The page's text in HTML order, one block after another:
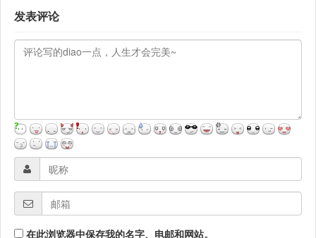
发表评论
在此浏览器中保存我的名字、电邮和网站。